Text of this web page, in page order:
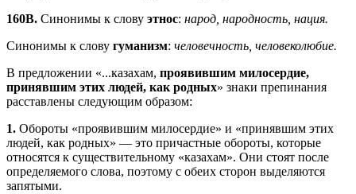
160В. Синонимы к слову этнос: народ, народность, нация.
Синонимы к слову гуманизм: человечность, человеколюбие.
В предложении «...казахам, проявившим милосердие,
принявшим этих людей, как родных» знаки препинания
расставлены следующим образом:
1. Обороты «проявившим милосердие» и «принявшим этих
людей, как родных» — это причастные обороты, которые
относятся к существительному «казахам». Они стоят после
определяемого слова, поэтому с обеих сторон выделяются
запятыми.